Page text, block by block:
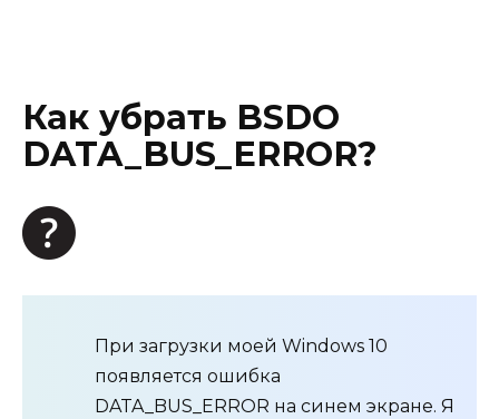
Как убрать BSDO
DATA_BUS_ERROR?
При загрузки моей Windows 10
появляется ошибка
DATA_BUS_ERROR на синем экране. Я